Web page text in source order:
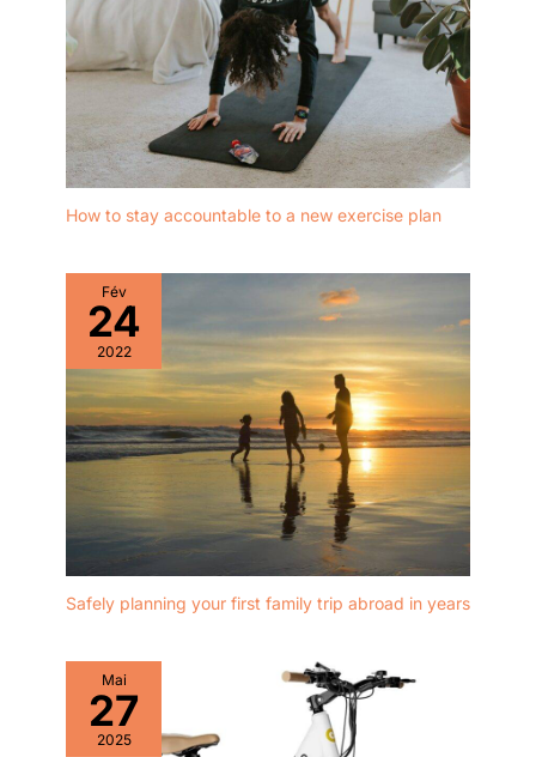
How to stay accountable to a new exercise plan
Fév
24
2022
Safely planning your first family trip abroad in years
Mai
27
2025